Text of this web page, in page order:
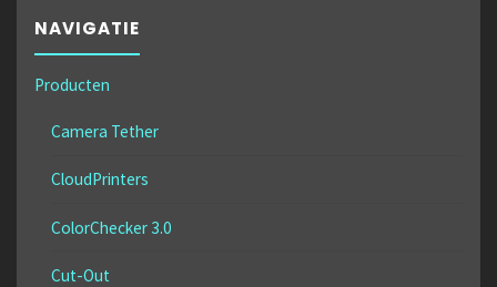
NAVIGATIE
Producten
Camera Tether
CloudPrinters
ColorChecker 3.0
Cut-Out